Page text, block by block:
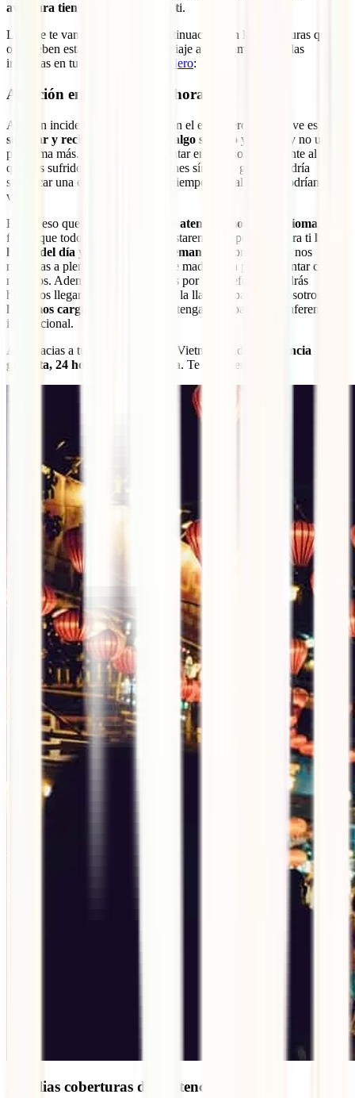
aventura tiene preparado para ti.
Las que te vamos a mostrar a continuación son las coberturas que, sí
o sí, deben estar en tu seguro de viaje a Vietnam, todas ellas
incluidas en tu póliza
IATI Mochilero:
Atención en tu idioma 24 horas
Ante un incidente mientras estás en el extranjero, algo clave es que
solicitar y recibir asistencia sea algo sencillo y rápido
y no un
problema más. Si tuvieras que contar en un idioma diferente al tuyo
que has sufrido un accidente o tienes síntomas graves, podría
significar una enorme pérdida de tiempo y detalles que podrían ser
vitales.
Es por eso que en IATI siempre
te atenderemos en tu idioma
forma que todo sea fácil para ti. Estaremos disponibles para ti las 24
horas del día y los 7 días de la semana
, de forma que si nos
necesitas a pleno día como si es de madrugada puedas contar con
nosotros. Además, si nos contactas por vía telefónica, podrás
hacernos llegar el comprobante de la llamada para que nosotros
hagamos cargo del coste
y tú no tengas que pagar la conferencia
internacional.
Así, gracias a tu seguro de viaje a Vietnam tendrás
asistencia
gratuita, 24 horas y en tu idioma. Te lo ponemos fácil.
Amplias coberturas de asistencia médica